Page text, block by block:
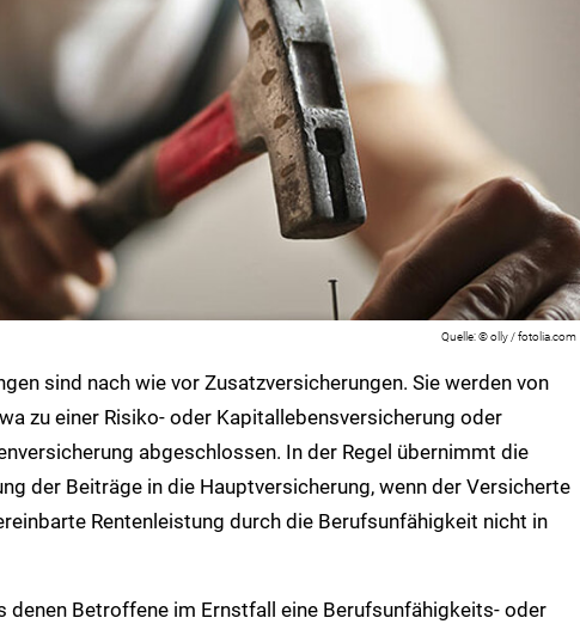
© olly / fotolia.com
sind nach wie vor Zusatzversicherungen. Sie werden von
zu einer Risiko- oder Kapitallebensversicherung oder
abgeschlossen. In der Regel übernimmt die
der Beiträge in die Hauptversicherung, wenn der Versicherte
Rentenleistung durch die Berufsunfähigkeit nicht in
denen Betroffene im Ernstfall eine Berufsunfähigkeits- oder